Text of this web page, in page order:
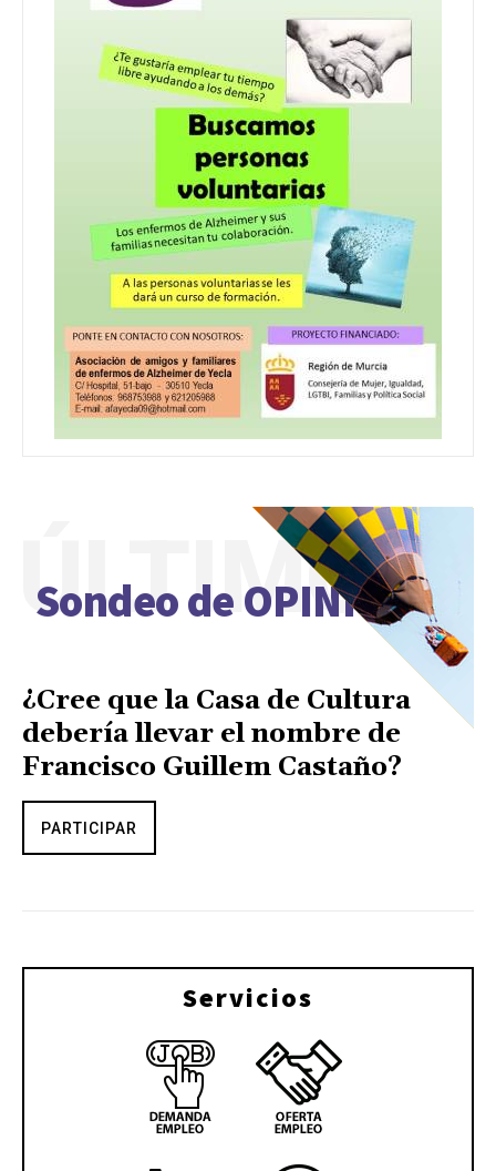
Sondeo de OPINIÓN
ÚLTIMO
¿Cree que la Casa de Cultura
debería llevar el nombre de
Francisco Guillem Castaño?
PARTICIPAR
Servicios